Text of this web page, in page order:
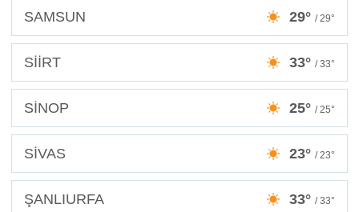
SAMSUN 29° / 29°
SİİRT 33° / 33°
SİNOP 25° / 25°
SİVAS 23° / 23°
ŞANLIURFA 33° / 33°